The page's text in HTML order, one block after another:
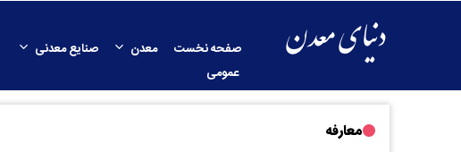
صفحه نخست معدن صنایع معدنی
عمومی
معارفه